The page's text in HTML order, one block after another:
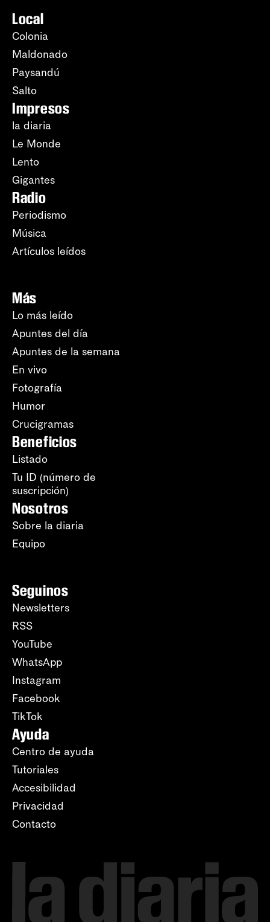
Local
Colonia
Maldonado
Paysandú
Salto
Impresos
la diaria
Le Monde
Lento
Gigantes
Radio
Periodismo
Música
Artículos leídos
Más
Lo más leído
Apuntes del día
Apuntes de la semana
En vivo
Fotografía
Humor
Crucigramas
Beneficios
Listado
Tu ID (número de
suscripción)
Nosotros
Sobre la diaria
Equipo
Seguinos
Newsletters
RSS
YouTube
WhatsApp
Instagram
Facebook
TikTok
Ayuda
Centro de ayuda
Tutoriales
Accesibilidad
Privacidad
Contacto